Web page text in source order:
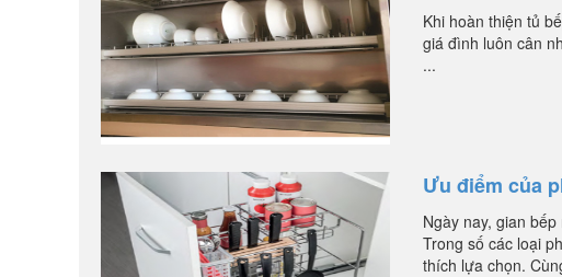
Khi hoàn thiện tủ
giá đình luôn cân
...
Ưu điểm của
Ngày nay, gian
Trong số các loại
thích lựa chọn.